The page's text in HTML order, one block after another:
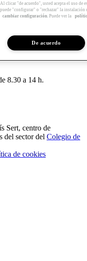
h / V de 8.30 a 14 h.
8.30 a 14 h.
Sert, centro de
del sector del Colegio de
de cookies
Al clicar "de acuerdo", usted acepta el uso de
puede "configurar" o "rechazar" la instalación
cambiar configuración . Puede ver la
De acuerdo